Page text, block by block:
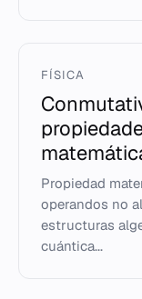
FÍSICA
Propiedad
operandos no
estructuras
cuántica...